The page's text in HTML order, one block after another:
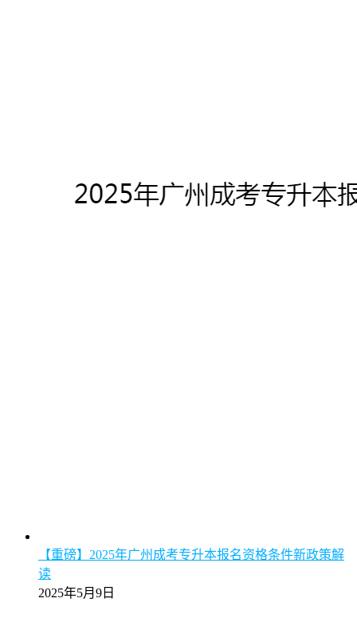
【重磅】2025年广州成考专升本报名资格条件新政策解
读
2025年5月9日